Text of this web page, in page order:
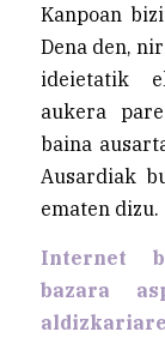
Kanpoan
Dena den,
ideietatik
aukera
baina
Ausardiak
ematen dizu.
Internet
bazara